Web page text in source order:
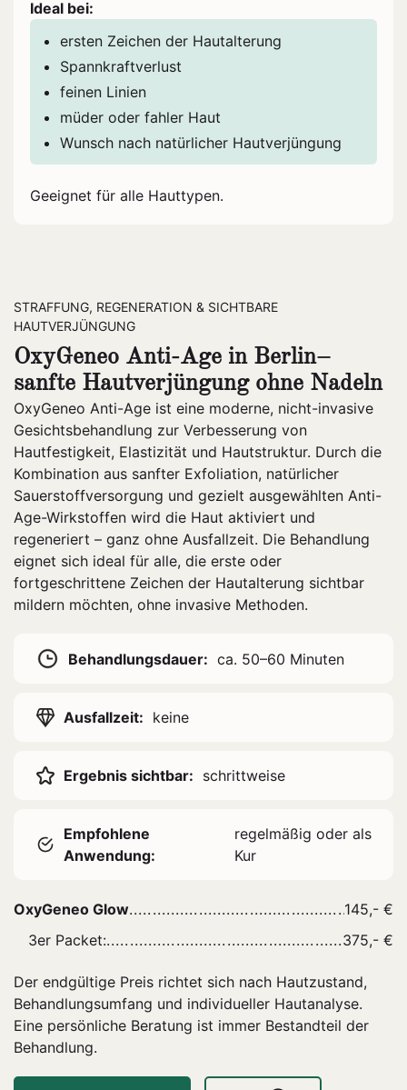
Ideal bei:
ersten Zeichen der Hautalterung
Spannkraftverlust
feinen Linien
müder oder fahler Haut
Wunsch nach natürlicher Hautverjüngung
Geeignet für alle Hauttypen.
STRAFFUNG, REGENERATION & SICHTBARE
HAUTVERJÜNGUNG
OxyGeneo Anti-Age in Berlin–
sanfte Hautverjüngung ohne Nadeln
OxyGeneo Anti-Age ist eine moderne, nicht-invasive
Gesichtsbehandlung zur Verbesserung von
Hautfestigkeit, Elastizität und Hautstruktur. Durch die
Kombination aus sanfter Exfoliation, natürlicher
Sauerstoffversorgung und gezielt ausgewählten Anti-
Age-Wirkstoffen wird die Haut aktiviert und
regeneriert – ganz ohne Ausfallzeit. Die Behandlung
eignet sich ideal für alle, die erste oder
fortgeschrittene Zeichen der Hautalterung sichtbar
mildern möchten, ohne invasive Methoden.
Behandlungsdauer: ca. 50–60 Minuten
Ausfallzeit: keine
Ergebnis sichtbar: schrittweise
Empfohlene
Anwendung:
regelmäßig oder als
Kur
OxyGeneo Glow
145,- €
3er Packet:
375,- €
Der endgültige Preis richtet sich nach Hautzustand,
Behandlungsumfang und individueller Hautanalyse.
Eine persönliche Beratung ist immer Bestandteil der
Behandlung.